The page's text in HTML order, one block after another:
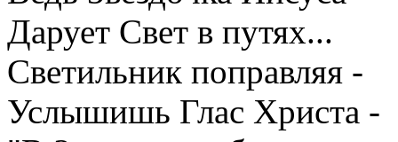
Дарует Свет в путях...
Светильник поправляя -
Услышишь Глас Христа -